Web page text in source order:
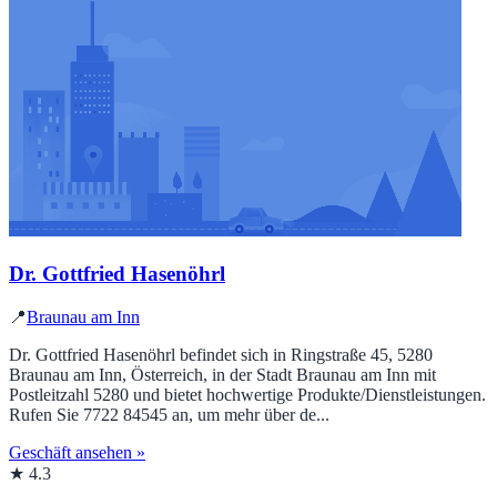
Dr. Gottfried Hasenöhrl
📍Braunau am Inn
Dr. Gottfried Hasenöhrl befindet sich in Ringstraße 45, 5280
Braunau am Inn, Österreich, in der Stadt Braunau am Inn mit
Postleitzahl 5280 und bietet hochwertige Produkte/Dienstleistungen.
Rufen Sie 7722 84545 an, um mehr über de...
Geschäft ansehen »
★ 4.3